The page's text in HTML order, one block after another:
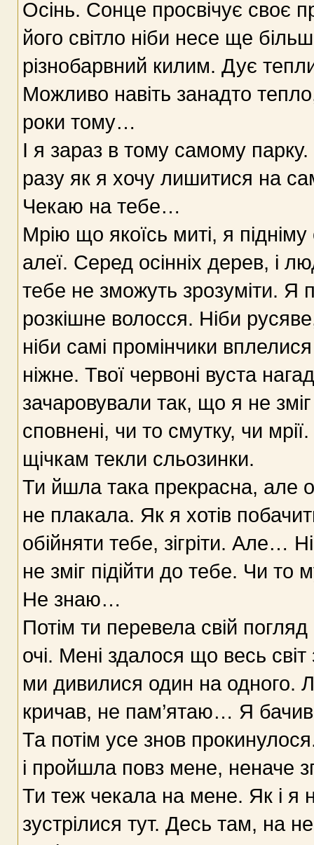
Осінь. Сонце просвічує своє
його світло ніби несе ще
різнобарвний килим. Дує
Можливо навіть занадто
роки тому…
І я зараз в тому самому
разу як я хочу лишитися на
Чекаю на тебе…
Мрію що якоїсь миті, я підніму
алеї. Серед осінніх дерев, і
тебе не зможуть зрозуміти. Я
розкішне волосся. Ніби
ніби самі промінчики
ніжне. Твої червоні вуста
зачаровували так, що я не зміг
сповнені, чи то смутку, чи
щічкам текли сльозинки.
Ти йшла така прекрасна, але
не плакала. Як я хотів
обійняти тебе, зігріти. Але…
не зміг підійти до тебе. Чи
Не знаю…
Потім ти перевела свій
очі. Мені здалося що весь світ
ми дивилися один на одного.
кричав, не пам’ятаю… Я бачив
Та потім усе знов
і пройшла повз мене, неначе
Ти теж чекала на мене. Як і я
зустрілися тут. Десь там, на